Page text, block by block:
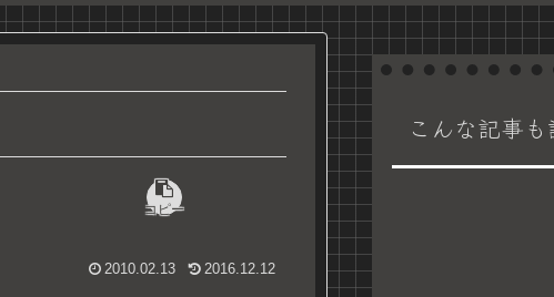
コピー
2010.02.13 2016.12.12
こんな記事